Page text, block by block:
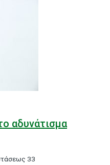
αδυνάτισμα
33